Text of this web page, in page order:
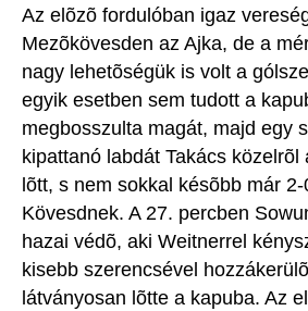
Az elõzõ fordulóban igaz
Mezõkövesden az Ajka, de a
nagy lehetõségük is volt a
egyik esetben sem tudott a
megbosszulta magát, majd egy
kipattanó labdát Takács közelrõl
lõtt, s nem sokkal késõbb már
Kövesdnek. A 27. percben
hazai védõ, aki Weitnerrel
kisebb szerencsével
látványosan lõtte a kapuba. Az